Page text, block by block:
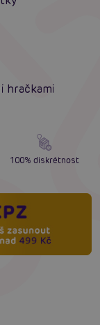
hračkami
100% diskrétnost